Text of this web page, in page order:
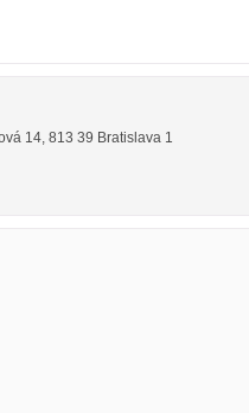
14, 813 39 Bratislava 1